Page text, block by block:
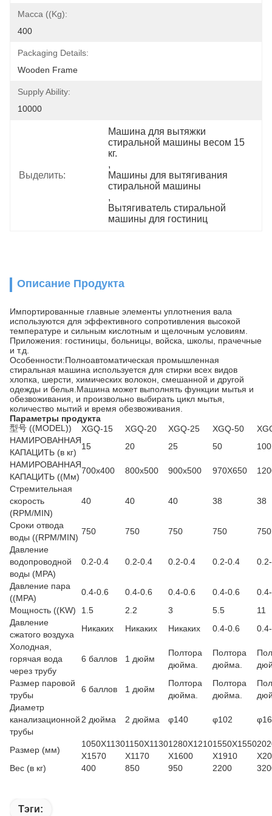
Масса ((kg):
400
Packaging Details:
Wooden Frame
Supply Ability:
10000
Выделить:
Машина для вытяжки
стиральной машины весом 15
кг.
,
Машины для вытягивания
стиральной машины
,
Вытягиватель стиральной
машины для гостиниц
Описание Продукта
Импортированные главные элементы уплотнения вала
используются для эффективного сопротивления высокой
температуре и сильным кислотным и щелочным условиям.
Приложения: гостиницы, больницы, войска, школы, прачечные
и т.д.
Особенности:Полноавтоматическая промышленная
стиральная машина используется для стирки всех видов
хлопка, шерсти, химических волокон, смешанной и другой
одежды и белья.Машина может выполнять функции мытья и
обезвоживания, и произвольно выбирать цикл мытья,
количество мытий и время обезвоживания.
Параметры продукта
型号 ((MODEL))
XGQ-15 XGQ-20 XGQ-25 XGQ-50
НАМИРОВАННАЯ
КАПАЦИТЬ (в кг)
15 20 25 50
100
НАМИРОВАННАЯ
КАПАЦИТЬ ((Мм)
700х400 800х500 900х500 970X650
Стремительная
скорость
(RPM/MIN)
40 40 40 38 38
Сроки отвода
воды ((RPM/MIN)
750 750 750 750
750
Давление
водопроводной
воды (MPA)
0.2-0.4 0.2-0.4 0.2-0.4 0.2-0.4
Давление пара
((MPA)
0.4-0.6 0.4-0.6 0.4-0.6 0.4-0.6
Мощность ((KW)
1.5 2.2 3 5.5
11
Давление
сжатого воздуха
Никаких Никаких Никаких 0.4-0.6
Холодная,
горячая вода
через трубу
6 баллов 1 дюйм
Полтора
дюйма.
Полтора
дюйма.
Размер паровой
трубы
6 баллов 1 дюйм
Полтора
дюйма.
Полтора
дюйма.
Диаметр
канализационной
трубы
2 дюйма 2 дюйма φ140 φ102
Размер (мм)
1050X1130
X1570
1150X1130
X1170
1280X1210
X1600
1550X1550
X1910
Вес (в кг)
400 850 950 2200
Тэги: